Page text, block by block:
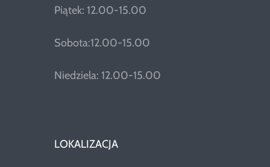
Piątek: 12.00-15.00
Sobota:12.00-15.00
Niedziela: 12.00-15.00
LOKALIZACJA